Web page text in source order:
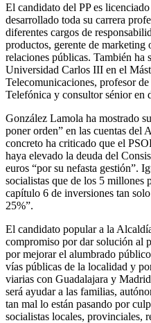
El candidato del PP es
desarrollado toda su carrera
diferentes cargos de
productos, gerente de marketing
relaciones públicas. También ha
Universidad Carlos III en el
Telecomunicaciones, profesor
Telefónica y consultor sénior en
González Lamola ha mostrado
poner orden” en las cuentas del
concreto ha criticado que el
haya elevado la deuda del
euros “por su nefasta gestión”.
socialistas que de los 5 millones
capítulo 6 de inversiones tan
25%”.
El candidato popular a la
compromiso por dar solución al
por mejorar el alumbrado
vías públicas de la localidad y
viarias con Guadalajara y
será ayudar a las familias,
tan mal lo están pasando por
socialistas locales, provinciales,